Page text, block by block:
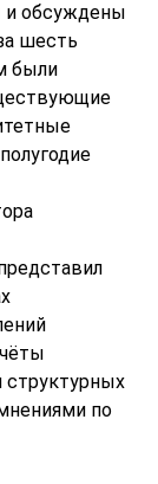
и обсуждены
шесть
были
структурных
по